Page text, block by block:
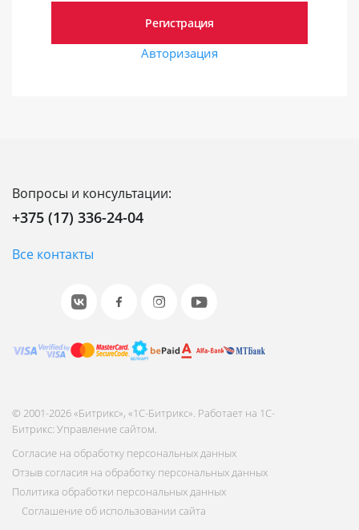
Авторизация
Вопросы и консультации:
+375 (17) 336-24-04
Все контакты
© 2001-2026 «Битрикс», «1С-Битрикс». Работает на 1С-
Битрикс: Управление сайтом.
Согласие на обработку персональных данных
Отзыв согласия на обработку персональных данных
Политика обработки персональных данных
Соглашение об использовании сайта